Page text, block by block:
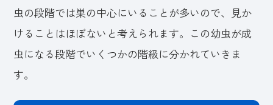
虫の段階では巣の中心にいることが多いので、見か
けることはほぼないと考えられます。この幼虫が成
虫になる段階でいくつかの階級に分かれていきま
す。